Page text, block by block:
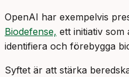
OpenAI har exempelvis
Biodefense, ett initiativ
identifiera och förebygga
Syftet är att stärka